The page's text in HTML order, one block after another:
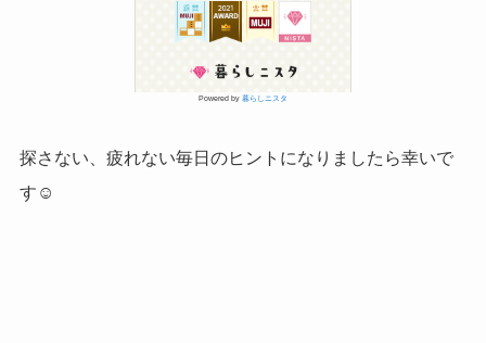
Powered by 暮らしニスタ
探さない、疲れない毎日のヒントになりましたら幸いで
す☺